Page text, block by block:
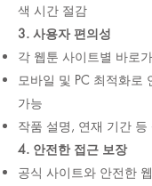
색 시간 절감
3. 사용자 편의성
각 웹툰 사이트별 바로
모바일 및 PC 최적화로
가능
작품 설명, 연재 기간 등
4. 안전한 접근 보장
공식 사이트와 안전한